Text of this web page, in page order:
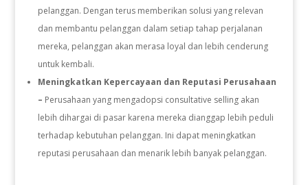
pelanggan. Dengan terus memberikan solusi yang relevan
dan membantu pelanggan dalam setiap tahap perjalanan
mereka, pelanggan akan merasa loyal dan lebih cenderung
untuk kembali.
Meningkatkan Kepercayaan dan Reputasi Perusahaan
– Perusahaan yang mengadopsi consultative selling akan
lebih dihargai di pasar karena mereka dianggap lebih peduli
terhadap kebutuhan pelanggan. Ini dapat meningkatkan
reputasi perusahaan dan menarik lebih banyak pelanggan.